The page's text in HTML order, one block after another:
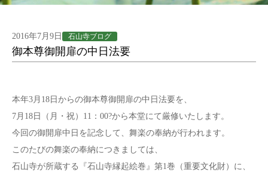
2016年7月9日 石山寺ブログ
御本尊御開扉の中日法要
本年3月18日からの御本尊御開扉の中日法要を、
7月18日（月・祝）11：00?から本堂にて厳修いたします。
今回の御開扉中日を記念して、舞楽の奉納が行われます。
このたびの舞楽の奉納につきましては、
石山寺が所蔵する『石山寺縁起絵巻』第1巻（重要文化財）に、